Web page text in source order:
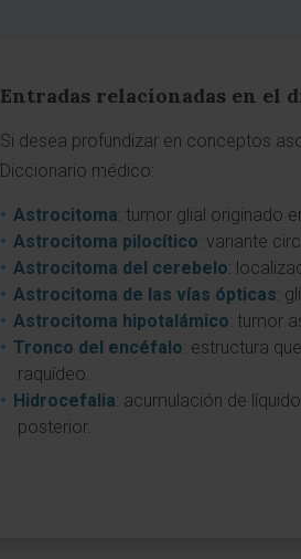
Entradas relacionadas en el
Si desea profundizar en conceptos
Diccionario médico:
Astrocitoma: tumor glial originado
Astrocitoma pilocítico: variante
Astrocitoma del cerebelo:
Astrocitoma de las vías ópticas:
Astrocitoma hipotalámico: tumor
Tronco del encéfalo: estructura
raquídeo.
Hidrocefalia: acumulación de
posterior.